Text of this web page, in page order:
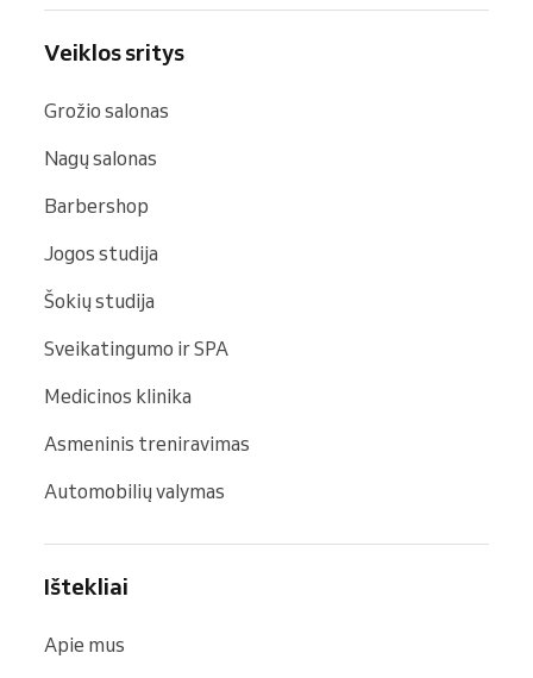
Veiklos sritys
Grožio salonas
Nagų salonas
Barbershop
Jogos studija
Šokių studija
Sveikatingumo ir SPA
Medicinos klinika
Asmeninis treniravimas
Automobilių valymas
Ištekliai
Apie mus